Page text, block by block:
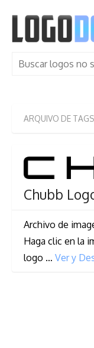
content
Search
ARQUIVO DE
Chubb
Archivo de
Haga clic en la
logo … Ver y